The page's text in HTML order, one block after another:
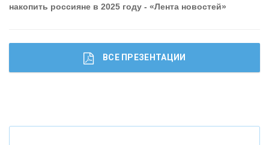
Что будет с наличными деньгами при цифровом
накопить россияне в 2025 году - «Лента новостей»
ВСЕ ПРЕЗЕНТАЦИИ